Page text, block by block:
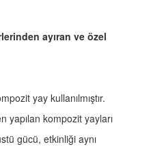
ayıran ve özel
yay kullanılmıştır.
yapılan kompozit yayları
gücü, etkinliği aynı